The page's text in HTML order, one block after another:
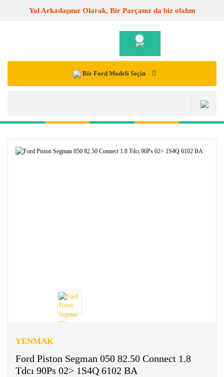
Yol Arkadaşınız Olarak, Bir Parçanız da biz olalım
Bir Ford Modeli Seçin
YENMAK
Ford Piston Segman 050 82.50 Connect 1.8
Tdcı 90Ps 02> 1S4Q 6102 BA